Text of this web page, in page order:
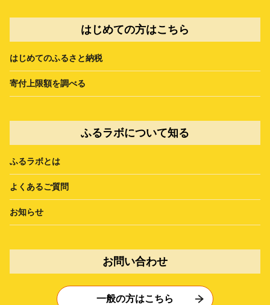
はじめての方はこちら
はじめてのふるさと納税
寄付上限額を調べる
ふるラボについて知る
ふるラボとは
よくあるご質問
お知らせ
お問い合わせ
一般の方はこちら